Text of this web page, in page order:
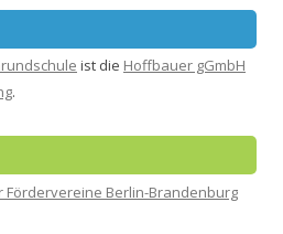
ist die Hoffbauer gGmbH
.
Fördervereine Berlin-Brandenburg